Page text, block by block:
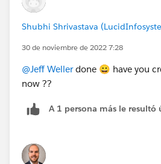
Shubhi Shrivastava
30 de noviembre de 2022 7:28
@Jeff Wellerdone 😀 have you
now ??
A 1 persona más le resultó